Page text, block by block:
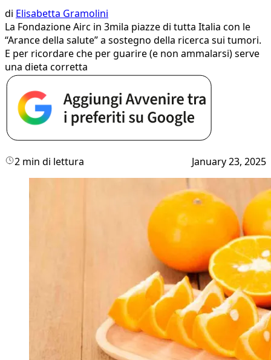
di Elisabetta Gramolini
La Fondazione Airc in 3mila piazze di tutta Italia con le
“Arance della salute” a sostegno della ricerca sui tumori.
E per ricordare che per guarire (e non ammalarsi) serve
una dieta corretta
2 min di lettura January 23, 2025